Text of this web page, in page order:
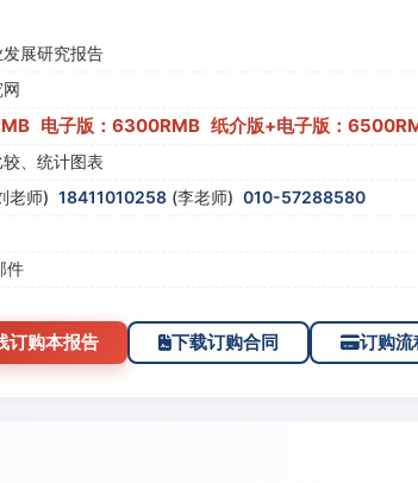
展研究报告
电子版：6300RMB 纸介版+电子版：
、统计图表
老师) 18411010258 (李老师) 010-57288580
件
订购本报告 下载订购合同 订购流